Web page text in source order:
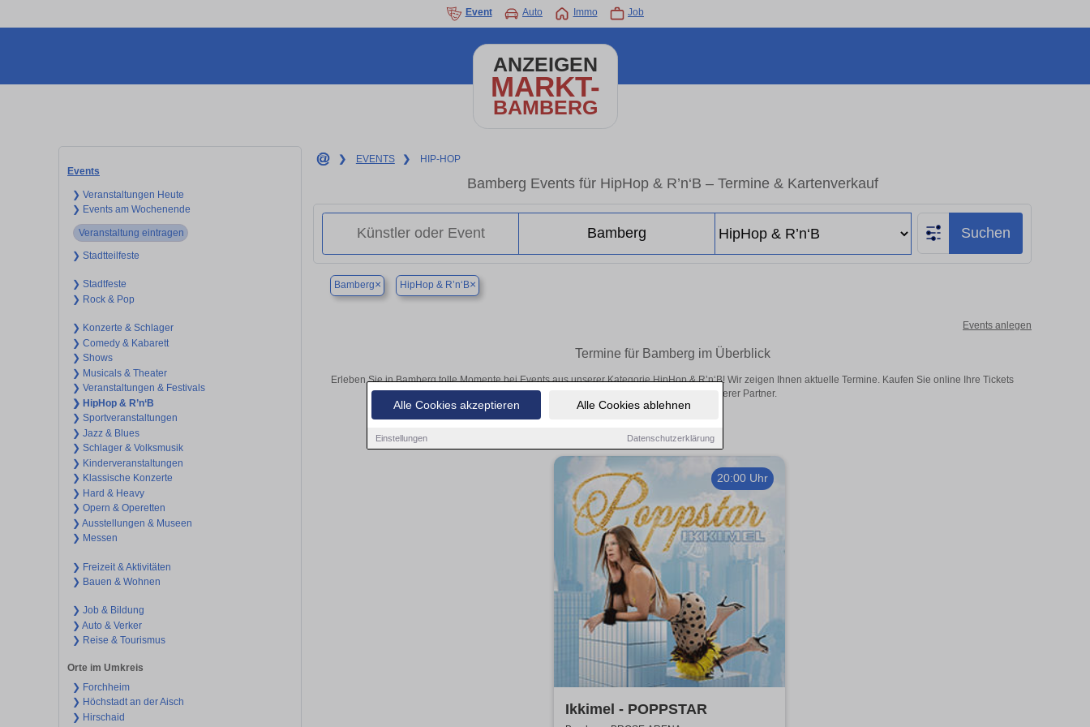
Alle Cookies akzeptieren Alle Cookies ablehnen
Einstellungen Datenschutzerklärung
Event Auto Immo Job
ANZEIGEN
MARKT-
BAMBERG
Events
❯ Veranstaltungen Heute
❯ Events am Wochenende
Veranstaltung eintragen
❯ Stadtteilfeste
❯ Stadtfeste
❯ Rock & Pop
❯ Konzerte & Schlager
❯ Comedy & Kabarett
❯ Shows
❯ Musicals & Theater
❯ Veranstaltungen & Festivals
❯ HipHop & R’n‘B
❯ Sportveranstaltungen
❯ Jazz & Blues
❯ Schlager & Volksmusik
❯ Kinderveranstaltungen
❯ Klassische Konzerte
❯ Hard & Heavy
❯ Opern & Operetten
❯ Ausstellungen & Museen
❯ Messen
❯ Freizeit & Aktivitäten
❯ Bauen & Wohnen
❯ Job & Bildung
❯ Auto & Verker
❯ Reise & Tourismus
Orte im Umkreis
❯ Forchheim
❯ Höchstadt an der Aisch
❯ Hirschaid
❯ EVENTS ❯ HIP-HOP
Bamberg Events für HipHop & R’n‘B – Termine & Kartenverkauf
Suchen
Bamberg× HipHop & R’n‘B×
Events anlegen
Termine für Bamberg im Überblick
Erleben Sie in Bamberg tolle Momente bei Events aus unserer Kategorie HipHop & R’n‘B! Wir zeigen Ihnen aktuelle Termine. Kaufen Sie online Ihre Tickets
über den Online-Kartenverkauf unserer Partner.
20:00 Uhr
Ikkimel - POPPSTAR